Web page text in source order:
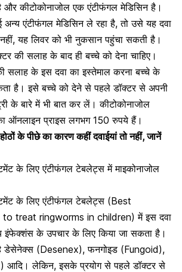
कीटोकोनाजोल एक एंटीफंगल मेडिसिन है।
अन्यएंटीफंगल मेडिसिन ले रहा है, तो उसे यह दवा
नहीं, यहलिवर को भी नुकसान पहुंचा सकती है ।
की सलाह के बाद ही बच्चे को देना चाहिए।
सलाह के इस दवा का इस्तेमाल करना बच्चे के
है। इसे बच्चे को देने से पहले डॉक्टर से अपनी
के बारे में भी बात कर लें। कीटोकोनाजोल
ऑनलाइन प्राइस लगभग 150 रुपये हैं।
के पीछे का कारण कहीं दवाईयां तो नहीं, जानें
के लिए एंटीफंगल टेबलेट्स में माइकोनाजोल
के लिए एंटीफंगल टेबलेट्स (Best
treat ringworms in children) में इस दवा
इंफेक्शंस के उपचारके लिए किया जा सकता है।
डेसेनेक्स (Desenex), फनगोइड (Fungoid),
आदि। लेकिन, इसके प्रयोग से पहले डॉक्टर से